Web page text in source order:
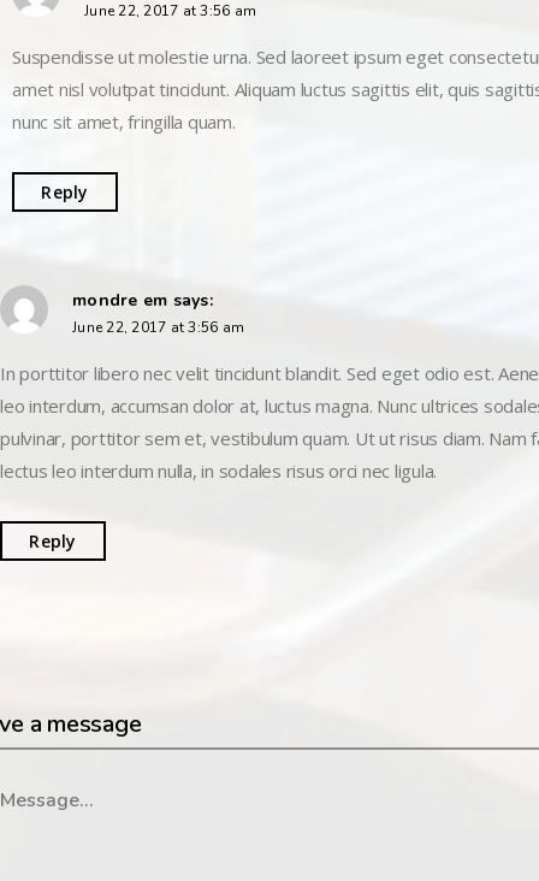
June 22, 2017 at 3:56 am
Suspendisse ut molestie urna. Sed laoreet ipsum eget
amet nisl volutpat tincidunt. Aliquam luctus sagittis elit, quis
nunc sit amet, fringilla quam.
Reply
mondre em says:
June 22, 2017 at 3:56 am
In porttitor libero nec velit tincidunt blandit. Sed eget odio est.
leo interdum, accumsan dolor at, luctus magna. Nunc ultrices
pulvinar, porttitor sem et, vestibulum quam. Ut ut risus diam. Nam
lectus leo interdum nulla, in sodales risus orci nec ligula.
Reply
a message